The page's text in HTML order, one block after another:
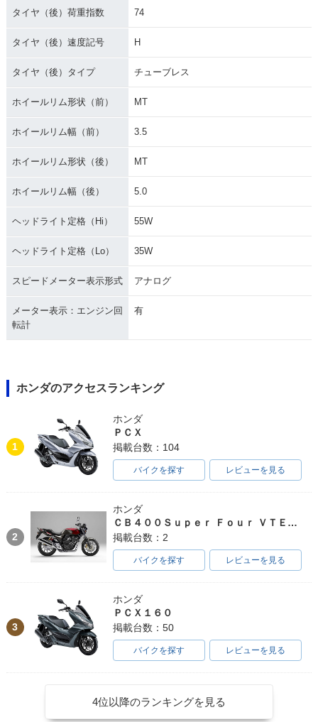
G SE・マイナーチェ
G・マイナーチェン
タイヤ（後）荷重指数 74
タイヤ（後）速度記号 H
タイヤ（後）タイプ チューブレス
ホイールリム形状（前） MT
ホイールリム幅（前） 3.5
ホイールリム形状（後） MT
ホイールリム幅（後） 5.0
ヘッドライト定格（Hi） 55W
ヘッドライト定格（Lo） 35W
スピードメーター表示形式 アナログ
メーター表示：エンジン回
転計
有
ホンダのアクセスランキング
1
ホンダ
ＰＣＸ
掲載台数：104
バイクを探す レビューを見る
2
ホンダ
ＣＢ４００Ｓｕｐｅｒ Ｆｏｕｒ ＶＴＥＣ ＳＰＥＣ３
掲載台数：2
バイクを探す レビューを見る
3
ホンダ
ＰＣＸ１６０
掲載台数：50
バイクを探す レビューを見る
4位以降のランキングを見る